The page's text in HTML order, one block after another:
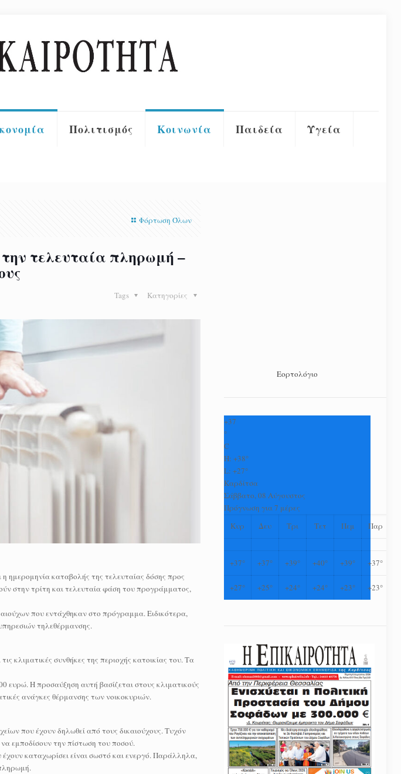
Πολιτισμός Κοινωνία Παιδεία Υγεία
Φόρτωση Όλων
τελευταία πληρωμή –
Κατηγορίες
Tags
ημερομηνία καταβολής της τελευταίας δόσης προς
στην τρίτη και τελευταία φάση του προγράμματος,
που εντάχθηκαν στο πρόγραμμα. Ειδικότερα,
τηλεθέρμανσης.
κλιματικές συνθήκες της περιοχής κατοικίας του. Τα
ευρώ. Η προσαύξηση αυτή βασίζεται στους κλιματικούς
ανάγκες θέρμανσης των νοικοκυριών.
που έχουν δηλωθεί από τους δικαιούχους. Τυχόν
εμποδίσουν την πίστωση του ποσού.
καταχωρίσει είναι σωστό και ενεργό. Παράλληλα,
Εορτολόγιο
+37
°
C
H:+38°
L:+27°
Καρδίτσα
Σάββατο, 08 Αύγουστος
Πρόγνωση για 7 μέρες
Κυρ
Δευ Τρι Τετ Πεμ Παρ
+37° +37° +39° +40° +39° +37°
+27° +25° +24° +24° +23° +23°